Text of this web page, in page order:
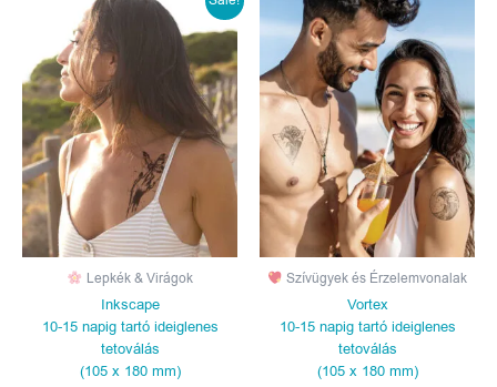
Lepkék & Virágok
Inkscape
10-15 napig tartó ideiglenes
tetoválás
(105 x 180 mm)
price
was:
1190 Ft.
price
is:
990 Ft.
Szívügyek és Érzelemvonalak
Vortex
10-15 napig tartó ideiglenes
tetoválás
(105 x 180 mm)